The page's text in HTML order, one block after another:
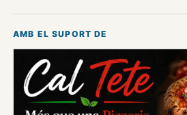
AMB EL SUPORT DE